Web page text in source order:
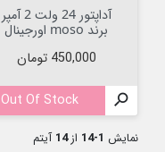
آداپتور 24 ولت 2 آمپر
برند moso اورجینال
قیمت
450,000 تومان

Out Of Stock
نمایش 1-14 از14 آیتم